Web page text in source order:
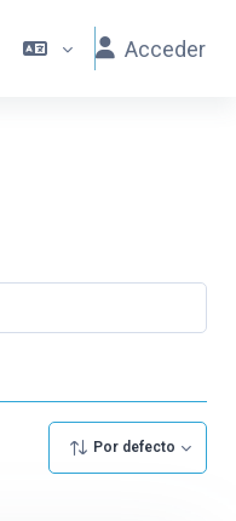
Acceder
Por defecto